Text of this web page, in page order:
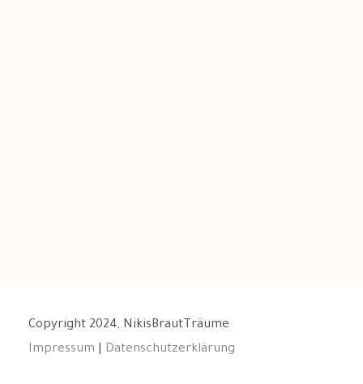
Copyright 2024, NikisBrautTräume
Impressum
Datenschutzerklärung